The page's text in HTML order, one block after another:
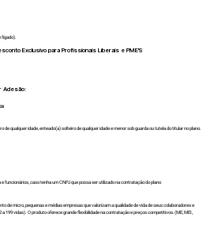
fígado).
Exclusivo para Profissionais Liberais e PME'S
Adesão:
de qualquer idade, enteado(a) solteiro de qualquer idade e menor sob guarda ou tutela do titular no plano.
funcionários, caso tenha um CNPJ que possa ser utilizado na contratação do plano
de micro, pequenas e médias empresas que valorizam a qualidade de vida de seus colaboradores e
a 199 vidas). O produto oferece grande flexibilidade na contratação e preços competitivos.(ME, MEI,